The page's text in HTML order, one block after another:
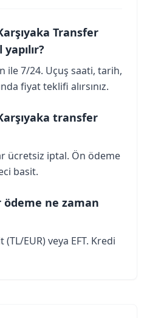
Transfer
ile 7/24. Uçuş saati, tarih,
fiyat teklifi alırsınız.
transfer
ücretsiz iptal. Ön ödeme
basit.
ödeme ne zaman
EUR) veya EFT. Kredi